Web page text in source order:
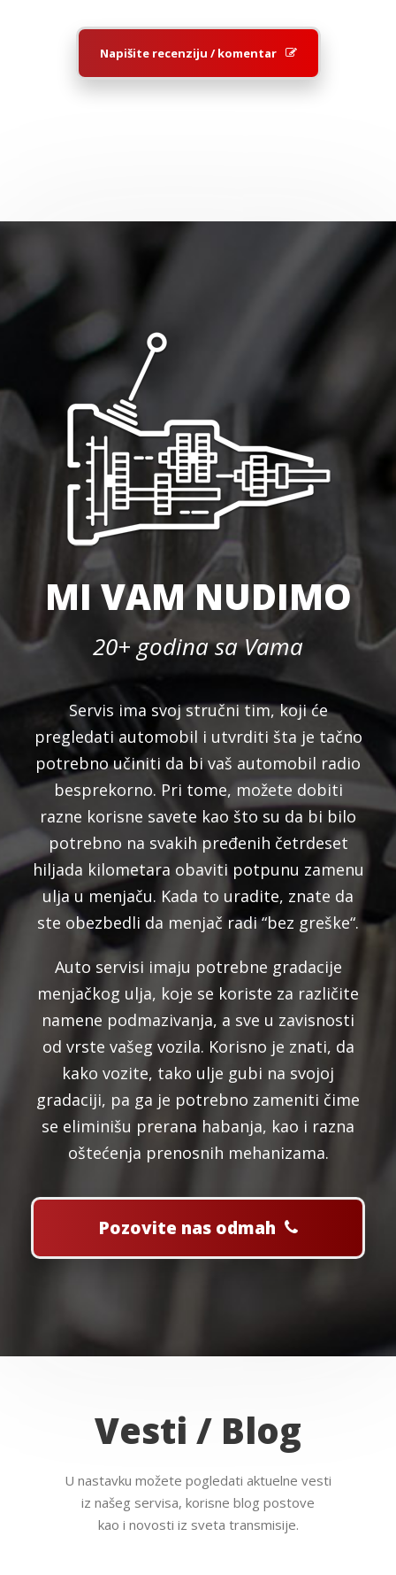
Napišite recenziju / komentar
MI VAM NUDIMO
20+ godina sa Vama
Servis ima svoj stručni tim, koji će
pregledati automobil i utvrditi šta je tačno
potrebno učiniti da bi vaš automobil radio
besprekorno. Pri tome, možete dobiti
razne korisne savete kao što su da bi bilo
potrebno na svakih pređenih četrdeset
hiljada kilometara obaviti potpunu zamenu
ulja u menjaču. Kada to uradite, znate da
ste obezbedli da menjač radi “bez greške“.
Auto servisi imaju potrebne gradacije
menjačkog ulja, koje se koriste za različite
namene podmazivanja, a sve u zavisnosti
od vrste vašeg vozila. Korisno je znati, da
kako vozite, tako ulje gubi na svojoj
gradaciji, pa ga je potrebno zameniti čime
se eliminišu prerana habanja, kao i razna
oštećenja prenosnih mehanizama.
Pozovite nas odmah
Vesti / Blog
U nastavku možete pogledati aktuelne vesti
iz našeg servisa, korisne blog postove
kao i novosti iz sveta transmisije.